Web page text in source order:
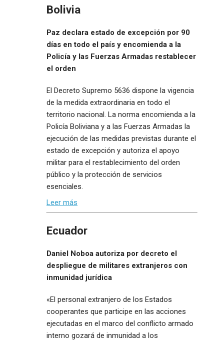
Bolivia
Paz declara estado de excepción por 90
días en todo el país y encomienda a la
Policía y las Fuerzas Armadas restablecer
el orden
El Decreto Supremo 5636 dispone la vigencia
de la medida extraordinaria en todo el
territorio nacional. La norma encomienda a la
Policía Boliviana y a las Fuerzas Armadas la
ejecución de las medidas previstas durante el
estado de excepción y autoriza el apoyo
militar para el restablecimiento del orden
público y la protección de servicios
esenciales.
Leer más
Ecuador
Daniel Noboa autoriza por decreto el
despliegue de militares extranjeros con
inmunidad jurídica
«El personal extranjero de los Estados
cooperantes que participe en las acciones
ejecutadas en el marco del conflicto armado
interno gozará de inmunidad a los